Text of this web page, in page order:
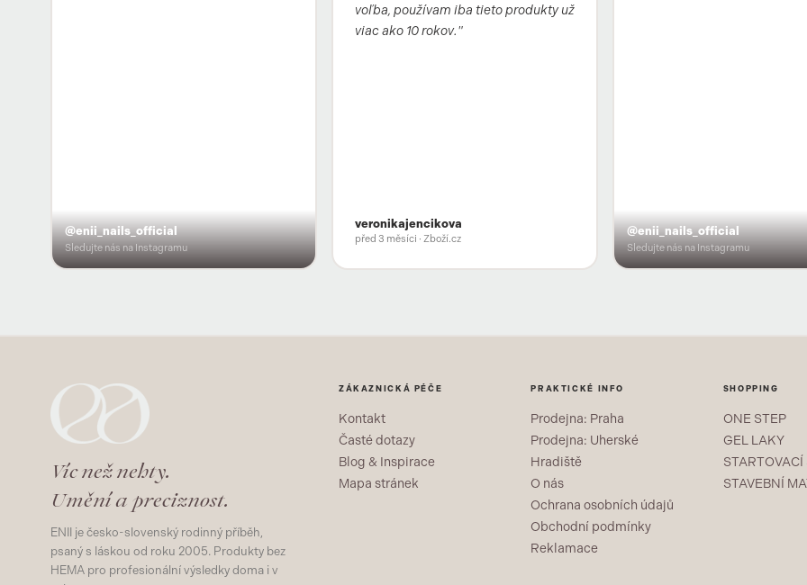
@enii_nails_official
Sledujte nás na Instagramu
voľba, používam iba tieto produkty už
viac ako 10 rokov."
veronikajencikova
před 3 měsíci · Zboží.cz
@enii_nails_official
Sledujte nás na Instagramu
Víc než nehty.
Umění a preciznost.
ENII je česko-slovenský rodinný příběh,
psaný s láskou od roku 2005. Produkty bez
HEMA pro profesionální výsledky doma i v
ZÁKAZNICKÁ PÉČE
Kontakt
Časté dotazy
Blog & Inspirace
Mapa stránek
PRAKTICKÉ INFO
Prodejna: Praha
Prodejna: Uherské
Hradiště
O nás
Ochrana osobních údajů
Obchodní podmínky
Reklamace
SHOPPING
ONE STEP
GEL LAKY
STARTOVACÍ
STAVEBNÍ